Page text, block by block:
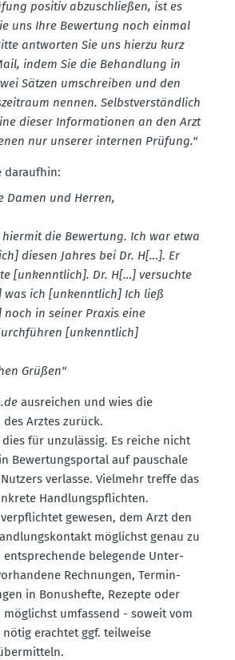
positiv abzuschließen, ist es
uns Ihre Bewertung noch einmal
antworten Sie uns hierzu kurz
indem Sie die Behandlung in
Sätzen umschreiben und den
nennen. Selbst­ver­ständlich
dieser Infor­ma­tionen an den Arzt
nur unserer internen Prüfung."
daraufhin:
Damen und Herren,
die Bewertung. Ich war etwa
diesen Jahres bei Dr. H[…]. Er
[unkenntlich]. Dr. H[…] versuchte
ich [unkenntlich] Ich ließ
in seiner Praxis eine
[unkenntlich]
Grüßen"
ausreichen und wies die
Arztes zurück.
dies für unzulässig. Es reiche nicht
Bewer­tungs­portal auf pauschale
verlasse. Vielmehr treffe das
Handlungs­pflichten.
gewesen, dem Arzt den
möglichst genau zu
entspre­chende belegende Unter­
Rechnungen, Termin­
in Bonus­hefte, Rezepte oder
umfassend - soweit vom
erachtet ggf. teilweise